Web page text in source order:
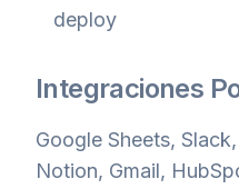
deploy
Integraciones
Google Sheets,
Notion, Gmail,